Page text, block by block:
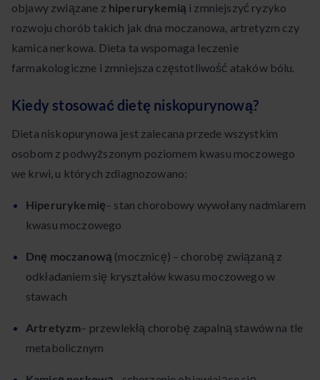
objawy związane z hiperurykemią i zmniejszyć ryzyko
rozwoju chorób takich jak dna moczanowa, artretyzm czy
kamica nerkowa. Dieta ta wspomaga leczenie
farmakologiczne i zmniejsza częstotliwość ataków bólu.
Kiedy stosować dietę niskopurynową?
Dieta niskopurynowa jest zalecana przede wszystkim
osobom z podwyższonym poziomem kwasu moczowego
we krwi, u których zdiagnozowano:
Hiperurykemię– stan chorobowy wywołany nadmiarem
kwasu moczowego
Dnę moczanową (mocznicę) – chorobę związaną z
odkładaniem się kryształów kwasu moczowego w
stawach
Artretyzm– przewlekłą chorobę zapalną stawów na tle
metabolicznym